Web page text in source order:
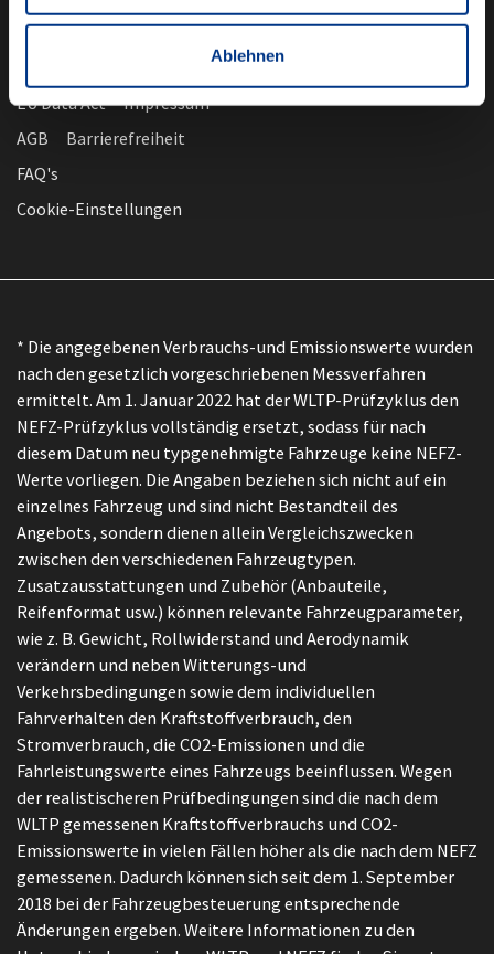
Ablehnen
EU Data Act
Impressum
AGB
Barrierefreiheit
FAQ's
Cookie-Einstellungen
* Die angegebenen Verbrauchs-und Emissionswerte wurden
nach den gesetzlich vorgeschriebenen Messverfahren
ermittelt. Am 1. Januar 2022 hat der WLTP-Prüfzyklus den
NEFZ-Prüfzyklus vollständig ersetzt, sodass für nach
diesem Datum neu typgenehmigte Fahrzeuge keine NEFZ-
Werte vorliegen. Die Angaben beziehen sich nicht auf ein
einzelnes Fahrzeug und sind nicht Bestandteil des
Angebots, sondern dienen allein Vergleichszwecken
zwischen den verschiedenen Fahrzeugtypen.
Zusatzausstattungen und Zubehör (Anbauteile,
Reifenformat usw.) können relevante Fahrzeugparameter,
wie z. B. Gewicht, Rollwiderstand und Aerodynamik
verändern und neben Witterungs-und
Verkehrsbedingungen sowie dem individuellen
Fahrverhalten den Kraftstoffverbrauch, den
Stromverbrauch, die CO2-Emissionen und die
Fahrleistungswerte eines Fahrzeugs beeinflussen. Wegen
der realistischeren Prüfbedingungen sind die nach dem
WLTP gemessenen Kraftstoffverbrauchs und CO2-
Emissionswerte in vielen Fällen höher als die nach dem NEFZ
gemessenen. Dadurch können sich seit dem 1. September
2018 bei der Fahrzeugbesteuerung entsprechende
Änderungen ergeben. Weitere Informationen zu den